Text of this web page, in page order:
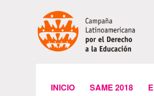
INICIO SAME 2018